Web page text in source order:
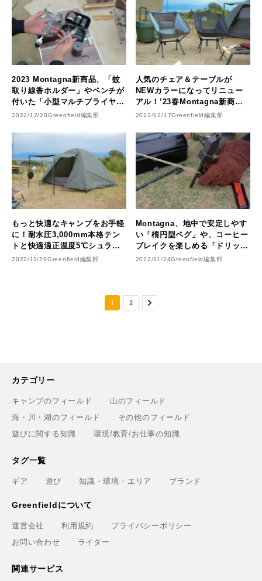
2023 Montagna新商品、「蚊
取り線香ホルダー」やペンチが
付いた「小型マルチプライヤ
ー」など便利な多機能ツールに
2022/12/20Greenfield編集部
人気のチェア＆テーブルが
NEWカラーになってリニュー
アル！’23春Montagna新商品
ラインナップを一部公開
2022/12/17Greenfield編集部
もっと快適なキャンプをお手軽
に！耐水圧3,000mm本格テン
トと快適適正温度5℃シュラフ
で3シーズンぐっすり。’23春
2022/11/29Greenfield編集部
Montagna、地中で安定しやす
い「楕円型ペグ」や、コーヒー
ブレイクを楽しめる「ドリップ
専用直火ポット」など新登場
2022/11/24Greenfield編集部
1 2
カテゴリー
キャンプのフィールド
山のフィールド
海・川・湖のフィールド
その他のフィールド
遊びに関する知識
環境/教育/お仕事の知識
タグ一覧
ギア 遊び 知識・環境・エリア ブランド
Greenfieldについて
運営会社 利用規約
プライバシーポリシー
お問い合わせ
ライター
関連サービス